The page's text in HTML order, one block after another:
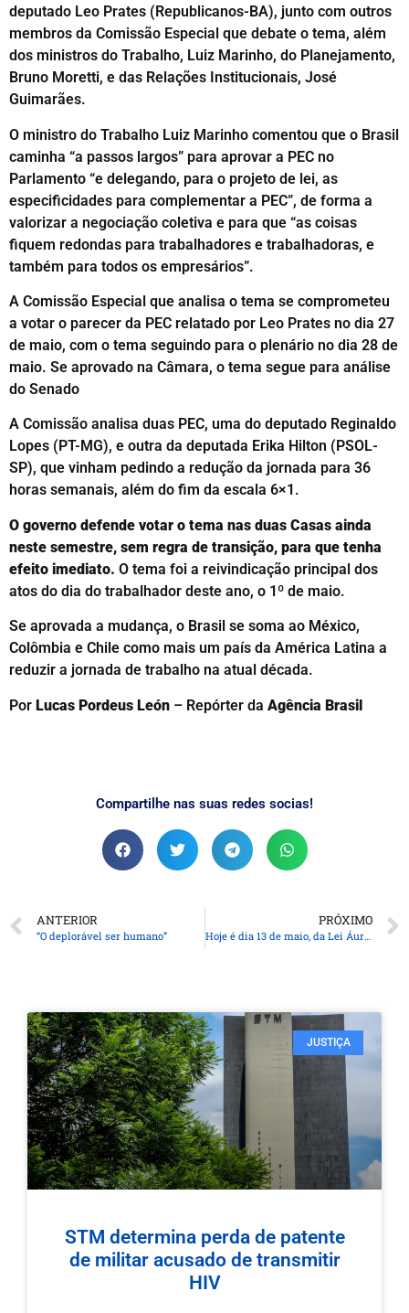
deputado Leo Prates (Republicanos-BA), junto com outros
membros da Comissão Especial que debate o tema, além
dos ministros do Trabalho, Luiz Marinho, do Planejamento,
Bruno Moretti, e das Relações Institucionais, José
Guimarães.
O ministro do Trabalho Luiz Marinho comentou que o Brasil
caminha “a passos largos” para aprovar a PEC no
Parlamento “e delegando, para o projeto de lei, as
especificidades para complementar a PEC”, de forma a
valorizar a negociação coletiva e para que “as coisas
fiquem redondas para trabalhadores e trabalhadoras, e
também para todos os empresários”.
A Comissão Especial que analisa o tema se comprometeu
a votar o parecer da PEC relatado por Leo Prates no dia 27
de maio, com o tema seguindo para o plenário no dia 28 de
maio. Se aprovado na Câmara, o tema segue para análise
do Senado
A Comissão analisa duas PEC, uma do deputado Reginaldo
Lopes (PT-MG), e outra da deputada Erika Hilton (PSOL-
SP), que vinham pedindo a redução da jornada para 36
horas semanais, além do fim da escala 6×1.
O governo defende votar o tema nas duas Casas ainda
neste semestre, sem regra de transição, para que tenha
efeito imediato. O tema foi a reivindicação principal dos
atos do dia do trabalhador deste ano, o 1º de maio.
Se aprovada a mudança, o Brasil se soma ao México,
Colômbia e Chile como mais um país da América Latina a
reduzir a jornada de trabalho na atual década.
Por Lucas Pordeus León – Repórter da Agência Brasil
Compartilhe nas suas redes socias!
ANTERIOR
“O deplorável ser humano”
PRÓXIMO
Hoje é dia 13 de maio, da Lei Áurea: 138 anos de uma abolição inconclusa
JUSTIÇA
STM determina perda de patente
de militar acusado de transmitir
HIV